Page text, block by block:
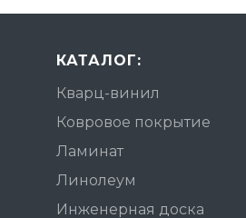
КАТАЛОГ:
Кварц-винил
Ковровое покрытие
Ламинат
Линолеум
Инженерная доска